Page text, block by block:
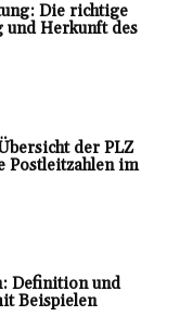
Die richtige
und Herkunft des
der PLZ
Postleitzahlen im
Definition und
Beispielen